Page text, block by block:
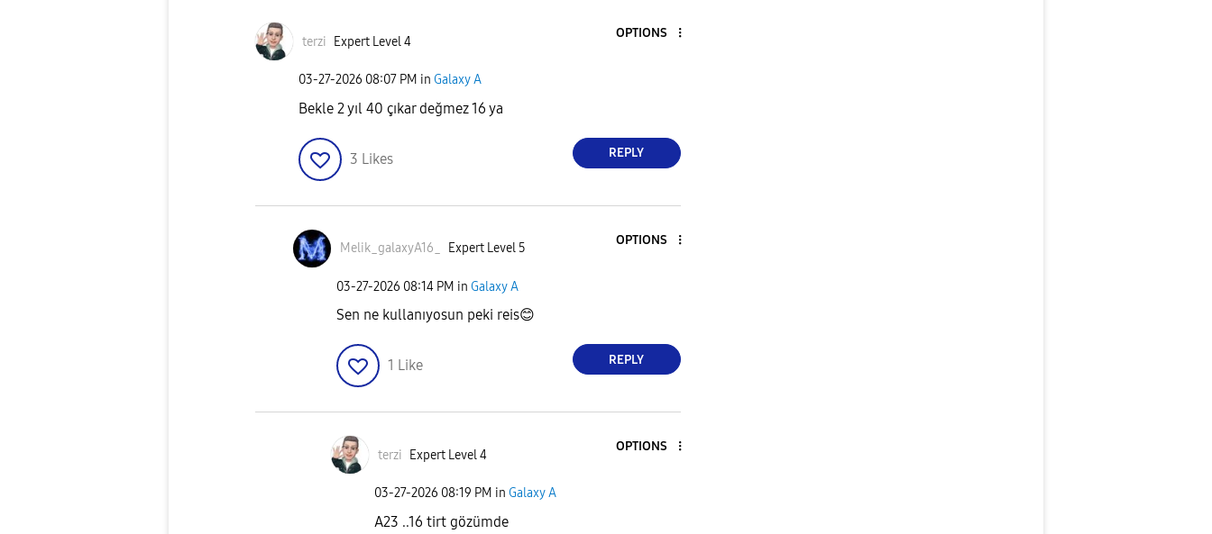
terzi Expert Level 4
OPTIONS
‎03-27-2026 08:07 PM in Galaxy A
Bekle 2 yıl 40 çıkar değmez 16 ya
3 Likes REPLY
Melik_galaxyA16 Expert Level 5
OPTIONS
‎03-27-2026 08:14 PM in Galaxy A
Sen ne kullanıyosun peki reis😊
1 Like REPLY
terzi Expert Level 4
OPTIONS
‎03-27-2026 08:19 PM in Galaxy A
A23 ..16 tirt gözümde